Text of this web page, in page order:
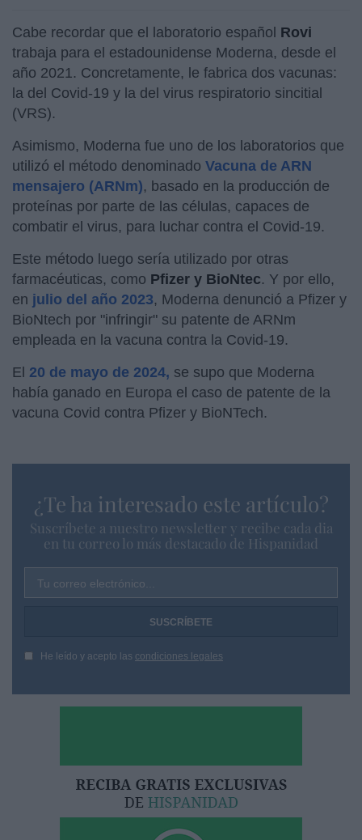
Cabe recordar que el laboratorio español Rovi
trabaja para el estadounidense Moderna, desde el
año 2021. Concretamente, le fabrica dos vacunas:
la del Covid-19 y la del virus respiratorio sincitial
(VRS).
Asimismo, Moderna fue uno de los laboratorios que
utilizó el método denominado Vacuna de ARN
mensajero (ARNm), basado en la producción de
proteínas por parte de las células, capaces de
combatir el virus, para luchar contra el Covid-19.
Este método luego sería utilizado por otras
farmacéuticas, como Pfizer y BioNtec. Y por ello,
en julio del año 2023, Moderna denunció a Pfizer y
BioNtech por "infringir" su patente de ARNm
empleada en la vacuna contra la Covid-19.
El 20 de mayo de 2024, se supo que Moderna
había ganado en Europa el caso de patente de la
vacuna Covid contra Pfizer y BioNTech.
¿Te ha interesado este artículo?
Suscríbete a nuestro newsletter y recibe cada dia
en tu correo lo más destacado de Hispanidad
Tu correo electrónico...
He leído y acepto las condiciones legales